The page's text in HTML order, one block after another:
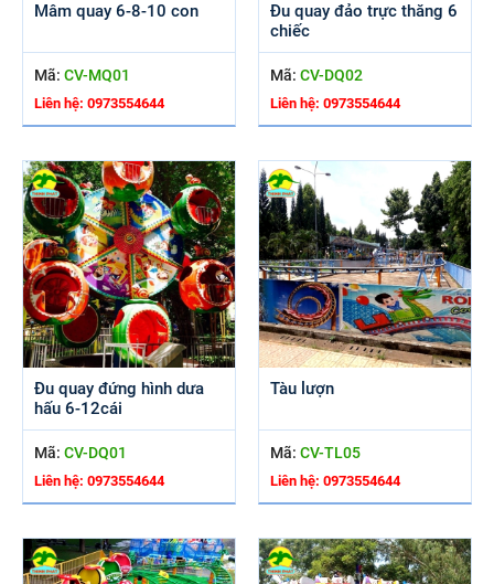
Mâm quay 6-8-10 con
Mã: CV-MQ01
Liên hệ: 0973554644
Đu quay đảo trực thăng 6
chiếc
Mã: CV-DQ02
Liên hệ: 0973554644
Đu quay đứng hình dưa
hấu 6-12cái
Mã: CV-DQ01
Liên hệ: 0973554644
Tàu lượn
Mã: CV-TL05
Liên hệ: 0973554644